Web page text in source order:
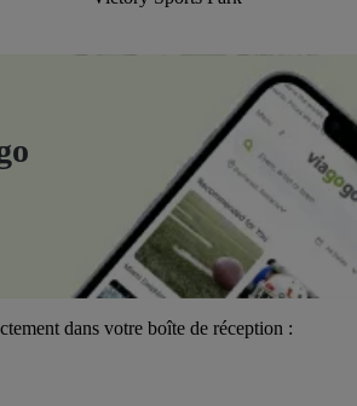
dans votre boîte de réception :